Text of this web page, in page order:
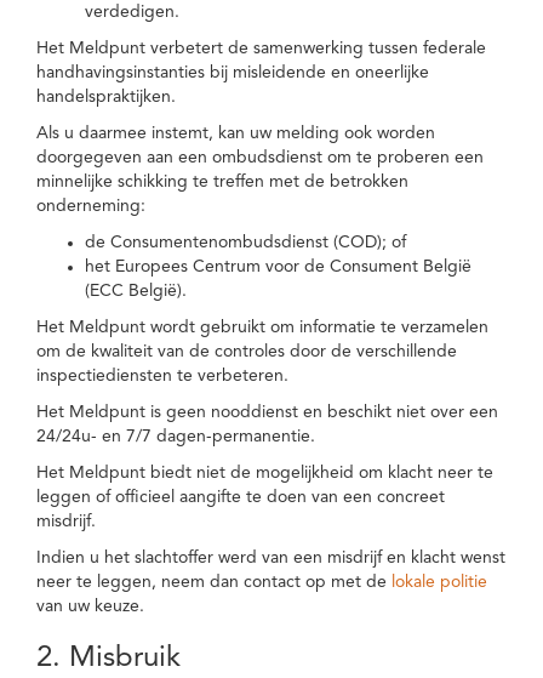
verdedigen.
Het Meldpunt verbetert de samenwerking tussen federale
handhavingsinstanties bij misleidende en oneerlijke
handelspraktijken.
Als u daarmee instemt, kan uw melding ook worden
doorgegeven aan een ombudsdienst om te proberen een
minnelijke schikking te treffen met de betrokken
onderneming:
de Consumentenombudsdienst (COD); of
het Europees Centrum voor de Consument België
(ECC België).
Het Meldpunt wordt gebruikt om informatie te verzamelen
om de kwaliteit van de controles door de verschillende
inspectiediensten te verbeteren.
Het Meldpunt is geen nooddienst en beschikt niet over een
24/24u- en 7/7 dagen-permanentie.
Het Meldpunt biedt niet de mogelijkheid om klacht neer te
leggen of officieel aangifte te doen van een concreet
misdrijf.
Indien u het slachtoffer werd van een misdrijf en klacht wenst
neer te leggen, neem dan contact op met de lokale politie
van uw keuze.
2. Misbruik